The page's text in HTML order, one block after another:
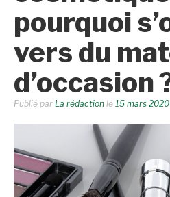
pourquoi
vers du
d’occasion
Publié par La rédaction le 15 mars 2020